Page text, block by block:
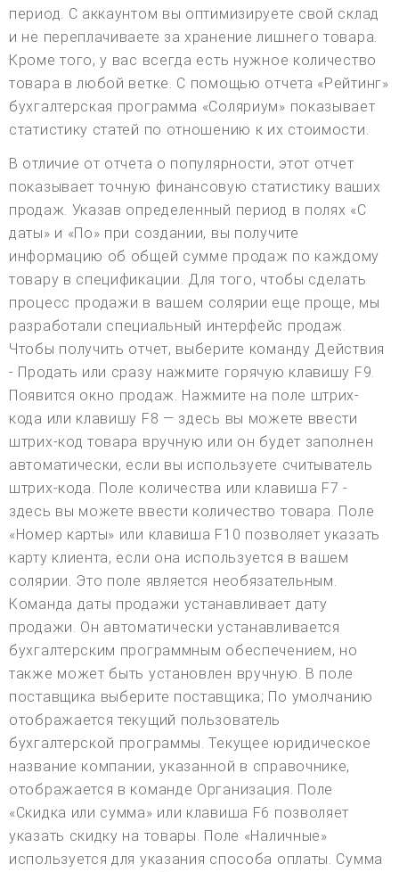
период. С аккаунтом вы оптимизируете свой склад
и не переплачиваете за хранение лишнего товара.
Кроме того, у вас всегда есть нужное количество
товара в любой ветке. С помощью отчета «Рейтинг»
бухгалтерская программа «Соляриум» показывает
статистику статей по отношению к их стоимости.
В отличие от отчета о популярности, этот отчет
показывает точную финансовую статистику ваших
продаж. Указав определенный период в полях «С
даты» и «По» при создании, вы получите
информацию об общей сумме продаж по каждому
товару в спецификации. Для того, чтобы сделать
процесс продажи в вашем солярии еще проще, мы
разработали специальный интерфейс продаж.
Чтобы получить отчет, выберите команду Действия
- Продать или сразу нажмите горячую клавишу F9.
Появится окно продаж. Нажмите на поле штрих-
кода или клавишу F8 — здесь вы можете ввести
штрих-код товара вручную или он будет заполнен
автоматически, если вы используете считыватель
штрих-кода. Поле количества или клавиша F7 -
здесь вы можете ввести количество товара. Поле
«Номер карты» или клавиша F10 позволяет указать
карту клиента, если она используется в вашем
солярии. Это поле является необязательным.
Команда даты продажи устанавливает дату
продажи. Он автоматически устанавливается
бухгалтерским программным обеспечением, но
также может быть установлен вручную. В поле
поставщика выберите поставщика; По умолчанию
отображается текущий пользователь
бухгалтерской программы. Текущее юридическое
название компании, указанной в справочнике,
отображается в команде Организация. Поле
«Скидка или сумма» или клавиша F6 позволяет
указать скидку на товары. Поле «Наличные»
используется для указания способа оплаты. Сумма